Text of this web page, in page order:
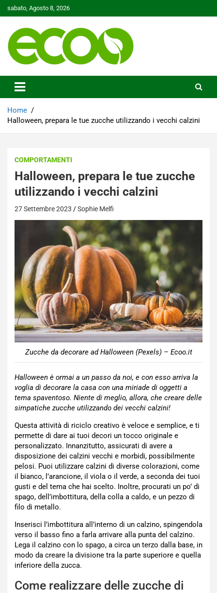
to
sabato, Agosto 8, 2026
Ecoo.it
Home
Halloween, prepara le tue zucche utilizzando i vecchi calzini
COMPORTAMENTI
Halloween, prepara le tue zucche
utilizzando i vecchi calzini
27 Settembre 2023 Sophie Melfi
Zucche da decorare ad Halloween (Pexels) – Ecoo.it
Halloween è ormai a un passo da noi, e con esso arriva la
voglia di decorare la casa con una miriade di oggetti a
tema spaventoso. Niente di meglio, allora, che creare delle
simpatiche zucche utilizzando dei vecchi calzini!
Questa attività di riciclo creativo è veloce e semplice, e ti
permette di dare ai tuoi decori un tocco originale e
personalizzato. Innanzitutto, assicurati di avere a
disposizione dei calzini vecchi e morbidi, possibilmente
pelosi. Puoi utilizzare calzini di diverse colorazioni, come
il bianco, l’arancione, il viola o il verde, a seconda dei tuoi
gusti e del tema che hai scelto. Inoltre, procurati un po’ di
spago, dell’imbottitura, della colla a caldo, e un pezzo di
filo di metallo.
Inserisci l’imbottitura all’interno di un calzino, spingendola
verso il basso fino a farla arrivare alla punta del calzino.
Lega il calzino con lo spago, a circa un terzo dalla base, in
modo da creare la divisione tra la parte superiore e quella
inferiore della zucca.
Come realizzare delle zucche di